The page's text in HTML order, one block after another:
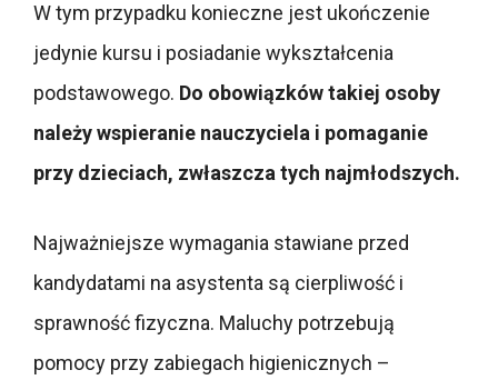
W tym przypadku konieczne jest ukończenie
jedynie kursu i posiadanie wykształcenia
podstawowego. Do obowiązków takiej osoby
należy wspieranie nauczyciela i pomaganie
przy dzieciach, zwłaszcza tych najmłodszych.
Najważniejsze wymagania stawiane przed
kandydatami na asystenta są cierpliwość i
sprawność fizyczna. Maluchy potrzebują
pomocy przy zabiegach higienicznych –